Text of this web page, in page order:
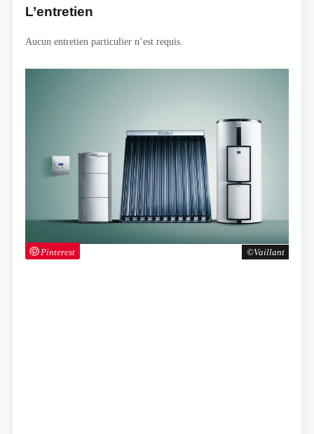
Vaillant
Pinterest
L’entretien
Aucun entretien particulier n’est requis.